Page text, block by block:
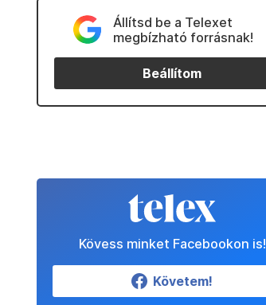
Állítsd be a Telexet
megbízható forrásnak!
Beállítom
Kövess minket Facebookon is!
Követem!